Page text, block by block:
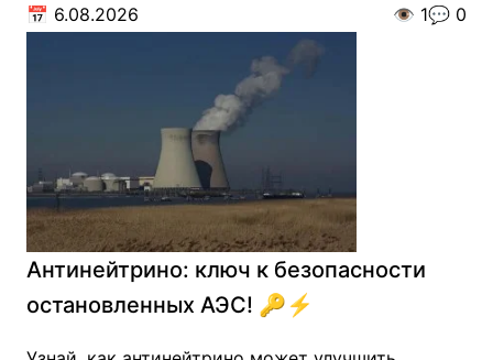
📅 6.08.2026 👁️ 1💬 0
Антинейтрино: ключ к безопасности
остановленных АЭС! 🔑⚡